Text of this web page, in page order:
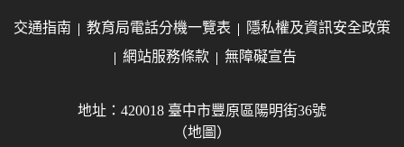
交通指南 教育局電話分機一覽表
隱私權及資訊安全政策
網站服務條款
無障礙宣告
地址：420018 臺中市豐原區陽明街36號
（地圖）